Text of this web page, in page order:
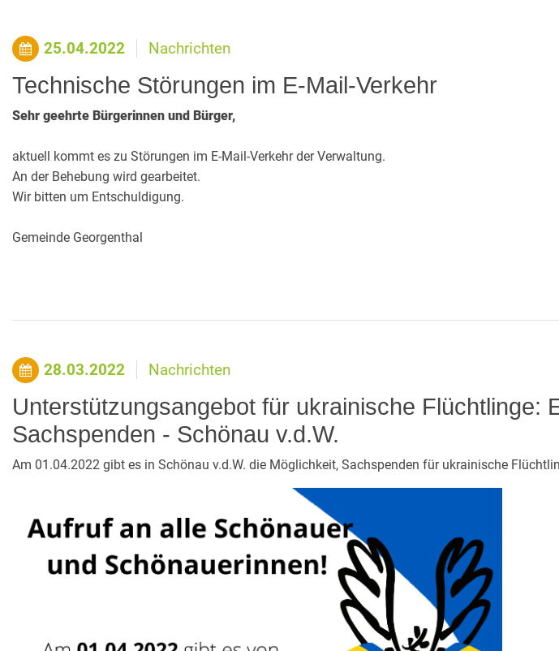
25.04.2022 Nachrichten
Technische Störungen im E-Mail-Verkehr
Sehr geehrte Bürgerinnen und Bürger,
aktuell kommt es zu Störungen im E-Mail-Verkehr der Verwaltung.
An der Behebung wird gearbeitet.
Wir bitten um Entschuldigung.
Gemeinde Georgenthal
28.03.2022 Nachrichten
Unterstützungsangebot für ukrainische Flüchtlinge:
Sachspenden - Schönau v.d.W.
Am 01.04.2022 gibt es in Schönau v.d.W. die Möglichkeit, Sachspenden für ukrainische